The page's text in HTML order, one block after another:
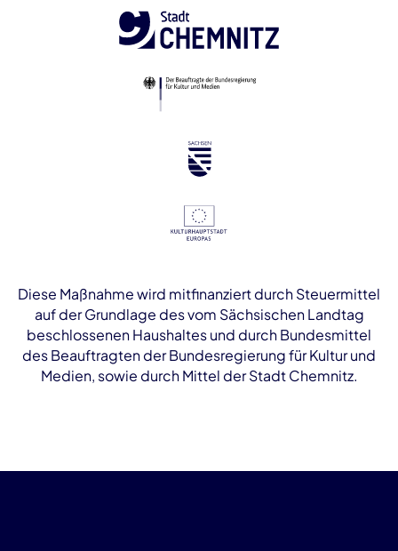
Diese Maßnahme wird mitfinanziert durch Steuermittel
auf der Grundlage des vom Sächsischen Landtag
beschlossenen Haushaltes und durch Bundesmittel
des Beauftragten der Bundesregierung für Kultur und
Medien, sowie durch Mittel der Stadt Chemnitz.